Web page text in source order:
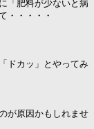
「肥料が少ないと病
・・・・・
ドカッ」とやってみ
が原因かもしれませ